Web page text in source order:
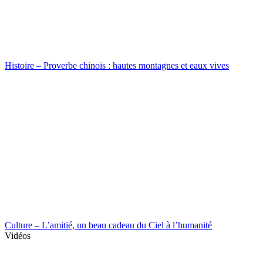
Histoire – Proverbe chinois : hautes montagnes et eaux vives
Culture – L’amitié, un beau cadeau du Ciel à l’humanité
Vidéos